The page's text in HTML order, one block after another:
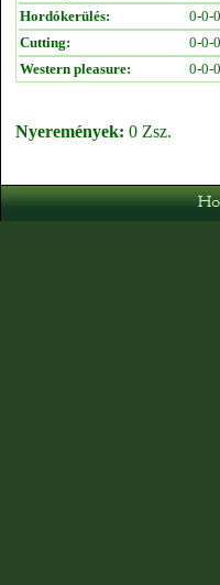
Hordókerülés:
0-0-
Cutting:
0-0-
Western pleasure:
0-0-
Nyeremények: 0 Zsz.